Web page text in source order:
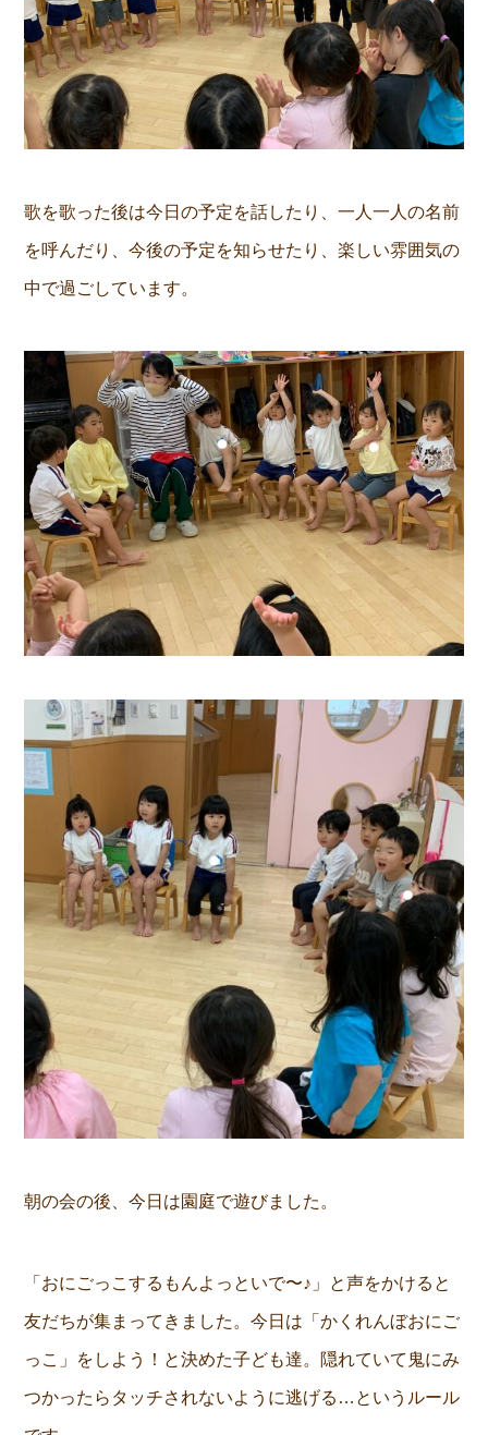
歌を歌った後は今日の予定を話したり、一人一人の名前
を呼んだり、今後の予定を知らせたり、楽しい雰囲気の
中で過ごしています。
朝の会の後、今日は園庭で遊びました。
「おにごっこするもんよっといで〜♪」と声をかけると
友だちが集まってきました。今日は「かくれんぼおにご
っこ」をしよう！と決めた子ども達。隠れていて鬼にみ
つかったらタッチされないように逃げる…というルール